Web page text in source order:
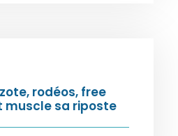
rodéos, free
muscle sa riposte